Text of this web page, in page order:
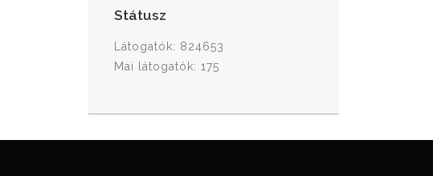
Státusz
Látogatók: 824653
Mai látogatók: 175